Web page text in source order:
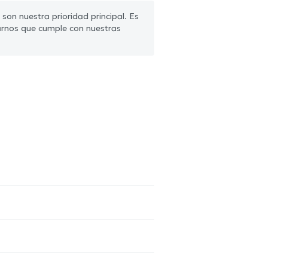
nuestra prioridad principal. Es
que cumple con nuestras